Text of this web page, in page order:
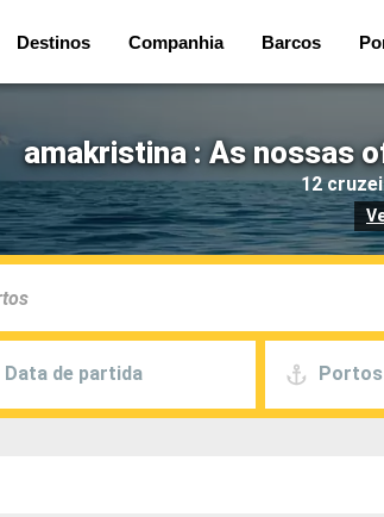
Destinos Companhia Barcos
amakristina : As nossas
12
Data de partida Portos